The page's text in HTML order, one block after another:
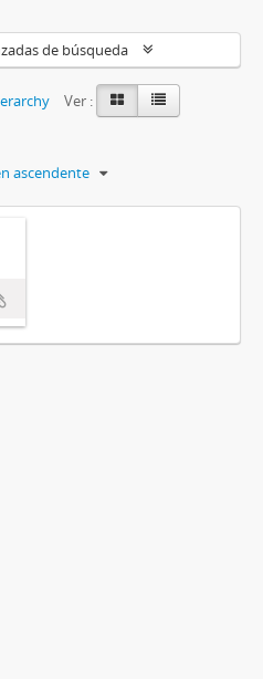
de búsqueda
Ver :
ascendente